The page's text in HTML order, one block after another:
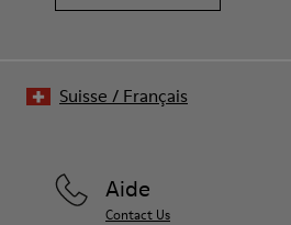
Aide
Contact Us
Suisse / Français